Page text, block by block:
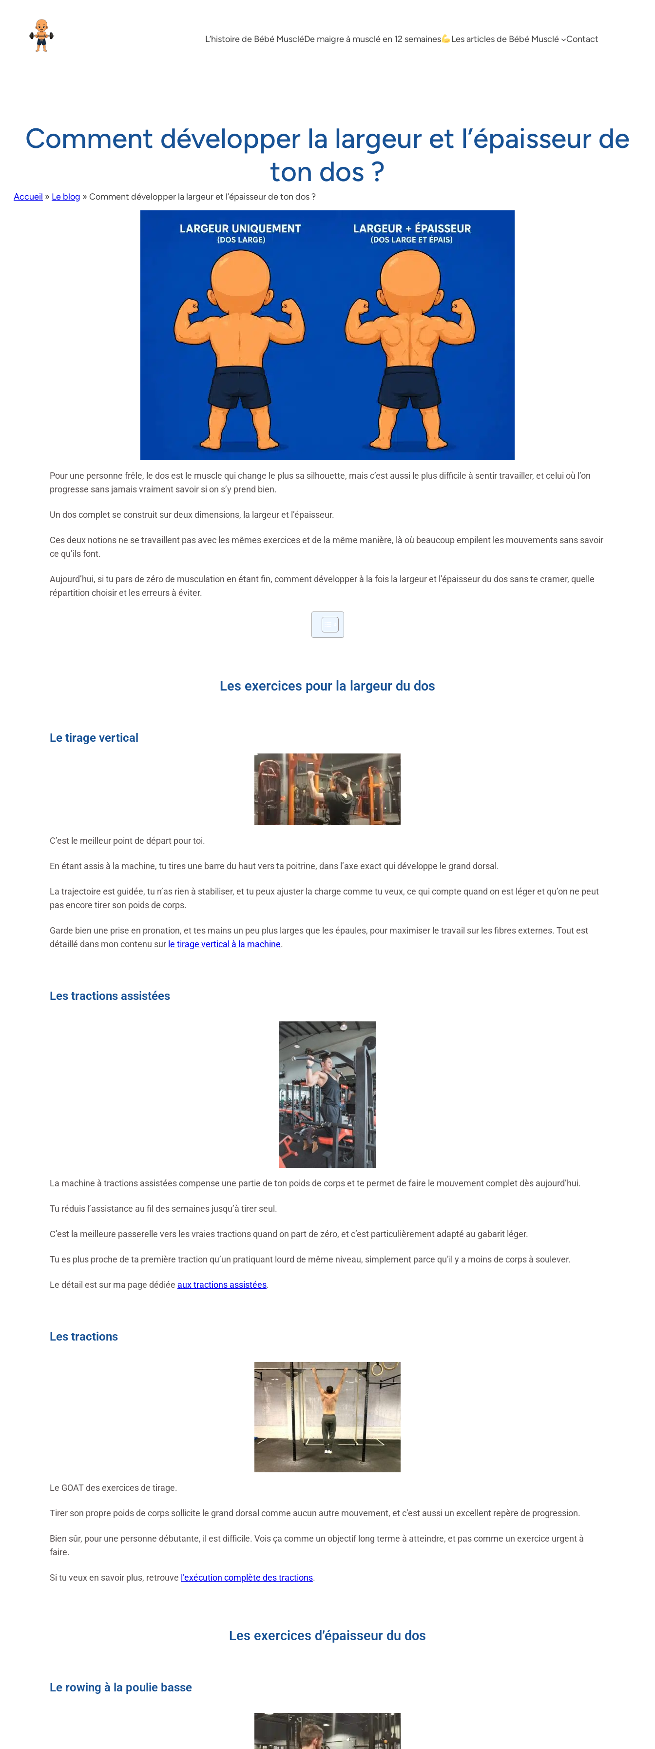
L’histoire de Bébé MuscléDe maigre à musclé en 12 semaines Les articles de Bébé Musclé Contact
Comment développer la largeur et l’épaisseur de
ton dos ?
Accueil » Le blog » Comment développer la largeur et l’épaisseur de ton dos ?
Pour une personne frêle, le dos est le muscle qui change le plus sa silhouette, mais c’est aussi le plus difficile à sentir travailler, et celui où l’on
progresse sans jamais vraiment savoir si on s’y prend bien.
Un dos complet se construit sur deux dimensions, la largeur et l’épaisseur.
Ces deux notions ne se travaillent pas avec les mêmes exercices et de la même manière, là où beaucoup empilent les mouvements sans savoir
ce qu’ils font.
Aujourd’hui, si tu pars de zéro de musculation en étant fin, comment développer à la fois la largeur et l’épaisseur du dos sans te cramer, quelle
répartition choisir et les erreurs à éviter.
Les exercices pour la largeur du dos
Le tirage vertical
C’est le meilleur point de départ pour toi.
En étant assis à la machine, tu tires une barre du haut vers ta poitrine, dans l’axe exact qui développe le grand dorsal.
La trajectoire est guidée, tu n’as rien à stabiliser, et tu peux ajuster la charge comme tu veux, ce qui compte quand on est léger et qu’on ne peut
pas encore tirer son poids de corps.
Garde bien une prise en pronation, et tes mains un peu plus larges que les épaules, pour maximiser le travail sur les fibres externes. Tout est
détaillé dans mon contenu sur le tirage vertical à la machine.
Les tractions assistées
La machine à tractions assistées compense une partie de ton poids de corps et te permet de faire le mouvement complet dès aujourd’hui.
Tu réduis l’assistance au fil des semaines jusqu’à tirer seul.
C’est la meilleure passerelle vers les vraies tractions quand on part de zéro, et c’est particulièrement adapté au gabarit léger.
Tu es plus proche de ta première traction qu’un pratiquant lourd de même niveau, simplement parce qu’il y a moins de corps à soulever.
Le détail est sur ma page dédiée aux tractions assistées.
Les tractions
Le GOAT des exercices de tirage.
Tirer son propre poids de corps sollicite le grand dorsal comme aucun autre mouvement, et c’est aussi un excellent repère de progression.
Bien sûr, pour une personne débutante, il est difficile. Vois ça comme un objectif long terme à atteindre, et pas comme un exercice urgent à
faire.
Si tu veux en savoir plus, retrouve l’exécution complète des tractions.
Les exercices d’épaisseur du dos
Le rowing à la poulie basse